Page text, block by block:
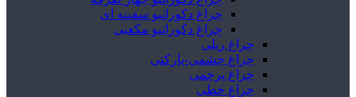
چراغ دکوراتیو سفینه ای
چراغ دکوراتیو مکعبی
چراغ ریلی
چراغ چشمی-پارکتی
چراغ پرچمی
چراغ خطی